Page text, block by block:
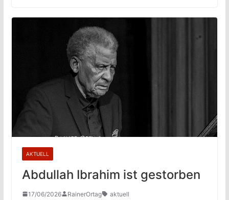
AKTUELL
Abdullah Ibrahim ist gestorben
17/06/2026 RainerOrtag aktuell